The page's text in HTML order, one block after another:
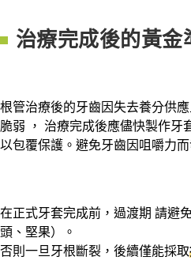
治療完成後的黃金
根管治療後的牙齒因失去養分供
脆弱 ， 治療完成後應儘快製作牙
以包覆保護。避免牙齒因咀嚼力而
在正式牙套完成前，過渡期 請避
頭、堅果）。
否則一旦牙根斷裂，後續僅能採取